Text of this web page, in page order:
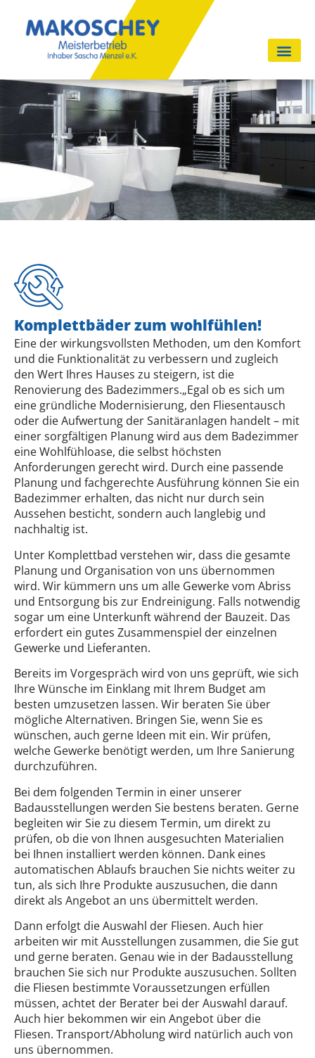
Komplettbäder zum wohlfühlen!
Eine der wirkungsvollsten Methoden, um den Komfort
und die Funktionalität zu verbessern und zugleich
den Wert Ihres Hauses zu steigern, ist die
Renovierung des Badezimmers.„Egal ob es sich um
eine gründliche Modernisierung, den Fliesentausch
oder die Aufwertung der Sanitäranlagen handelt – mit
einer sorgfältigen Planung wird aus dem Badezimmer
eine Wohlfühloase, die selbst höchsten
Anforderungen gerecht wird. Durch eine passende
Planung und fachgerechte Ausführung können Sie ein
Badezimmer erhalten, das nicht nur durch sein
Aussehen besticht, sondern auch langlebig und
nachhaltig ist.
Unter Komplettbad verstehen wir, dass die gesamte
Planung und Organisation von uns übernommen
wird. Wir kümmern uns um alle Gewerke vom Abriss
und Entsorgung bis zur Endreinigung. Falls notwendig
sogar um eine Unterkunft während der Bauzeit. Das
erfordert ein gutes Zusammenspiel der einzelnen
Gewerke und Lieferanten.
Bereits im Vorgespräch wird von uns geprüft, wie sich
Ihre Wünsche im Einklang mit Ihrem Budget am
besten umzusetzen lassen. Wir beraten Sie über
mögliche Alternativen. Bringen Sie, wenn Sie es
wünschen, auch gerne Ideen mit ein. Wir prüfen,
welche Gewerke benötigt werden, um Ihre Sanierung
durchzuführen.
Bei dem folgenden Termin in einer unserer
Badausstellungen werden Sie bestens beraten. Gerne
begleiten wir Sie zu diesem Termin, um direkt zu
prüfen, ob die von Ihnen ausgesuchten Materialien
bei Ihnen installiert werden können. Dank eines
automatischen Ablaufs brauchen Sie nichts weiter zu
tun, als sich Ihre Produkte auszusuchen, die dann
direkt als Angebot an uns übermittelt werden.
Dann erfolgt die Auswahl der Fliesen. Auch hier
arbeiten wir mit Ausstellungen zusammen, die Sie gut
und gerne beraten. Genau wie in der Badausstellung
brauchen Sie sich nur Produkte auszusuchen. Sollten
die Fliesen bestimmte Voraussetzungen erfüllen
müssen, achtet der Berater bei der Auswahl darauf.
Auch hier bekommen wir ein Angebot über die
Fliesen. Transport/Abholung wird natürlich auch von
uns übernommen.